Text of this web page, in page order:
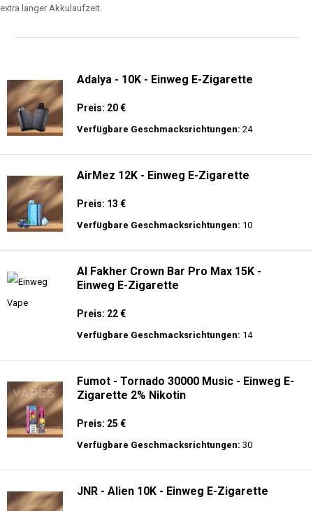
extra langer Akkulaufzeit.
Adalya - 10K - Einweg E-Zigarette
Preis: 20 €
Verfügbare Geschmacksrichtungen: 24
AirMez 12K - Einweg E-Zigarette
Preis: 13 €
Verfügbare Geschmacksrichtungen: 10
Al Fakher Crown Bar Pro Max 15K -
Einweg E-Zigarette
Preis: 22 €
Verfügbare Geschmacksrichtungen: 14
Fumot - Tornado 30000 Music - Einweg E-
Zigarette 2% Nikotin
Preis: 25 €
Verfügbare Geschmacksrichtungen: 30
JNR - Alien 10K - Einweg E-Zigarette